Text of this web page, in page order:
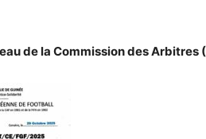
de la Commission des Arbitres